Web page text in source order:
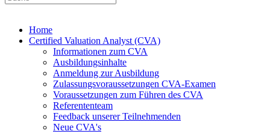
Home
Certified Valuation Analyst (CVA)
Informationen zum CVA
Ausbildungsinhalte
Anmeldung zur Ausbildung
Zulassungsvoraussetzungen CVA-Examen
Voraussetzungen zum Führen des CVA
Referententeam
Feedback unserer Teilnehmenden
Neue CVA's